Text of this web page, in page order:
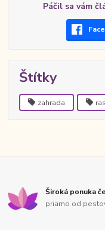
Páčil sa vám
Štítky
zahrada
Široká ponuka
priamo od